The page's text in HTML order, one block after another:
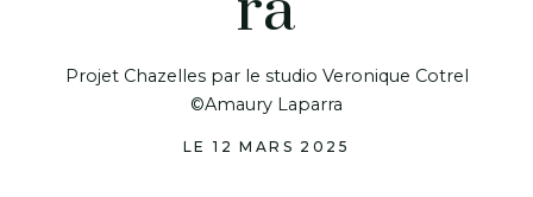
Projet Chazelles par le studio Veronique Cotrel
©Amaury Laparra
LE 12 MARS 2025